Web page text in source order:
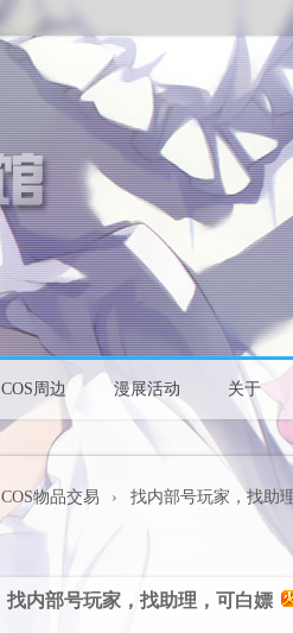
COS周边 漫展活动 关于
COS物品交易 › 找内部号玩家，找助
找内部号玩家，找助理，可白嫖